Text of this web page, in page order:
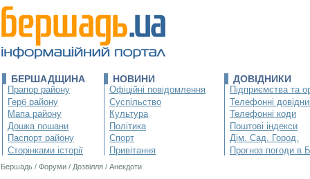
БЕРШАДЩИНА
Прапор району
Герб району
Мапа району
Дошка пошани
Паспорт району
Сторінками історії
НОВИНИ
Офіційні повідомлення
Суспільство
Культура
Політика
Спорт
Привітання
ДОВІДНИКИ
Підприємства та
Телефонні
Телефонні коди
Поштові індекси
Дім. Сад. Город.
Прогноз погоди в
Бершадь / Форуми / Дозвілля / Анекдоти